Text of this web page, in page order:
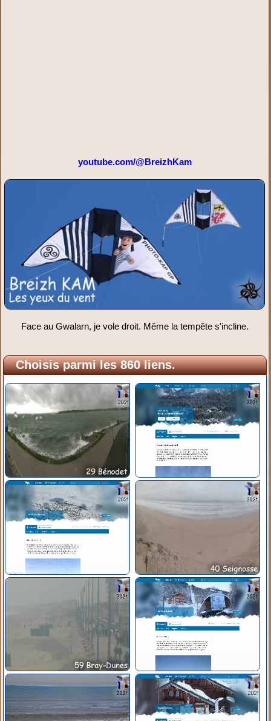
youtube.com/@BreizhKam
Face au Gwalarn, je vole droit. Même la tempête s'incline.
Choisis parmi les 860 liens.